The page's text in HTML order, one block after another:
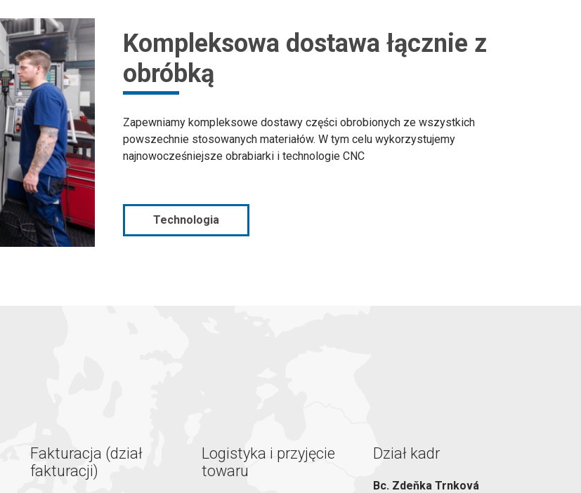
Kompleksowa dostawa łącznie z
obróbką
Zapewniamy kompleksowe dostawy części obrobionych ze wszystkich
powszechnie stosowanych materiałów. W tym celu wykorzystujemy
najnowocześniejsze obrabiarki i technologie CNC
Technologia
Fakturacja (dział
fakturacji)
Logistyka i przyjęcie
towaru
Dział kadr
Bc. Zdeňka Trnková